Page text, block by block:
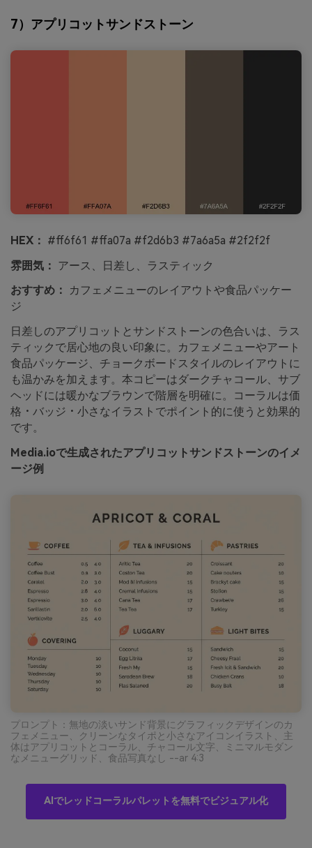
7）アプリコットサンドストーン
HEX： #ff6f61 #ffa07a #f2d6b3 #7a6a5a #2f2f2f
雰囲気： アース、日差し、ラスティック
おすすめ：
カフェメニューのレイアウトや食品パッケー
ジ
日差しのアプリコットとサンドストーンの色合いは、ラス
ティックで居心地の良い印象に。カフェメニューやアート
食品パッケージ、チョークボードスタイルのレイアウトに
も温かみを加えます。本コピーはダークチャコール、サブ
ヘッドには暖かなブラウンで階層を明確に。コーラルは価
格・バッジ・小さなイラストでポイント的に使うと効果的
です。
Media.ioで生成されたアプリコットサンドストーンのイメ
ージ例
プロンプト：無地の淡いサンド背景にグラフィックデザインのカ
フェメニュー、クリーンなタイポと小さなアイコンイラスト、主
体はアプリコットとコーラル、チャコール文字、ミニマルモダン
なメニューグリッド、食品写真なし --ar 4:3
AIでレッドコーラルパレットを無料でビジュアル化